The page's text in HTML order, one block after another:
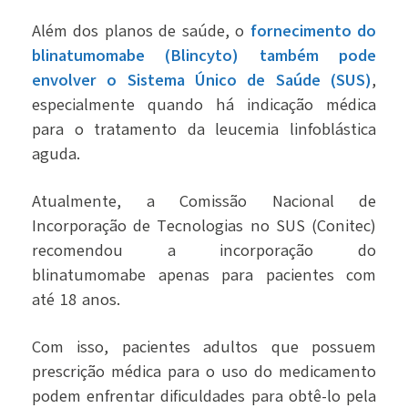
Além dos planos de saúde, o fornecimento do
blinatumomabe (Blincyto) também pode
envolver o Sistema Único de Saúde (SUS),
especialmente quando há indicação médica
para o tratamento da leucemia linfoblástica
aguda.
Atualmente, a Comissão Nacional de
Incorporação de Tecnologias no SUS (Conitec)
recomendou a incorporação do
blinatumomabe apenas para pacientes com
até 18 anos.
Com isso, pacientes adultos que possuem
prescrição médica para o uso do medicamento
podem enfrentar dificuldades para obtê-lo pela